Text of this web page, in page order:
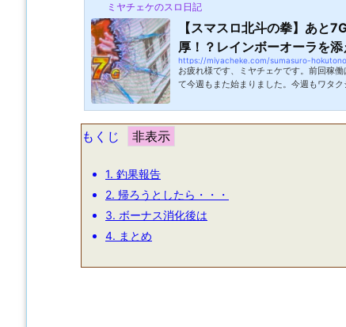
ミヤチェケのスロ日記
【スマスロ北斗の拳】あと
厚！？レインボーオーラを添
https://miyacheke.com/sumasuro-
お疲れ様です、ミヤチェケです。前回稼
て今週もまた始まりました。今週もワタ
そうな気配でちょっぴりセンチメンタル
やこんな時こそPMA（ポジティブメンタ
もくじ
1. 釣果報告
2. 帰ろうとしたら・・・
3. ボーナス消化後は
4. まとめ